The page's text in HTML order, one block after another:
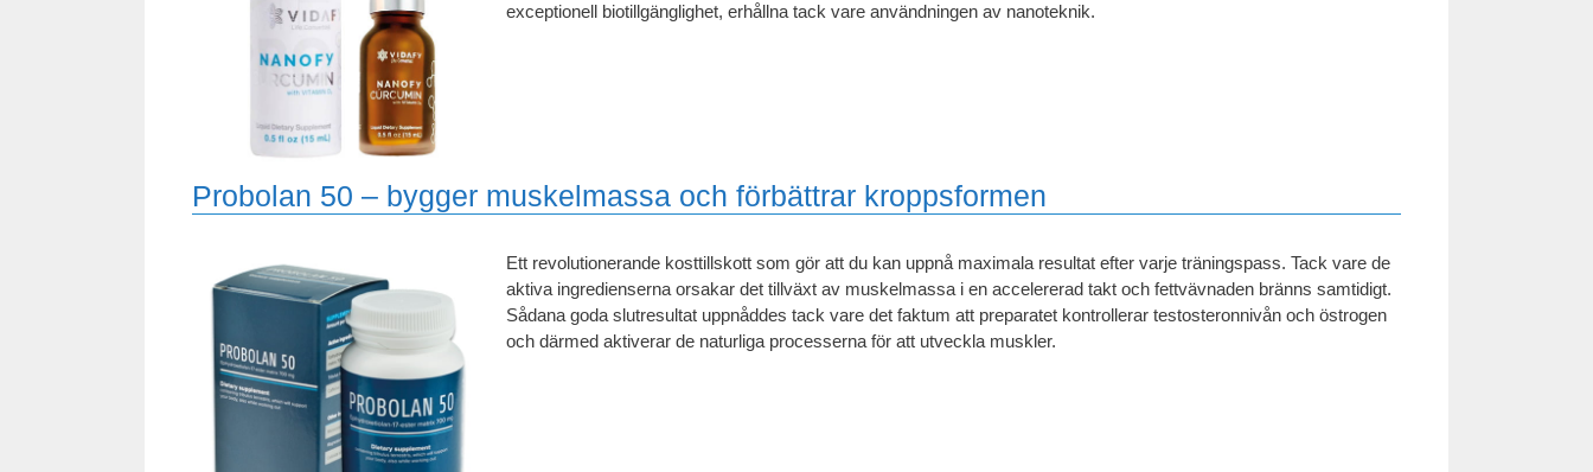
exceptionell biotillgänglighet, erhållna tack vare användningen av nanoteknik.
Probolan 50 – bygger muskelmassa och förbättrar kroppsformen
Ett revolutionerande kosttillskott som gör att du kan uppnå maximala resultat efter varje träningspass. Tack vare de
aktiva ingredienserna orsakar det tillväxt av muskelmassa i en accelererad takt och fettvävnaden bränns samtidigt.
Sådana goda slutresultat uppnåddes tack vare det faktum att preparatet kontrollerar testosteronnivån och östrogen
och därmed aktiverar de naturliga processerna för att utveckla muskler.